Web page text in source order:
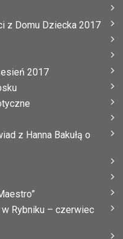
z Domu Dziecka 2017
2017
z Hanna Bakułą o
Rybniku – czerwiec